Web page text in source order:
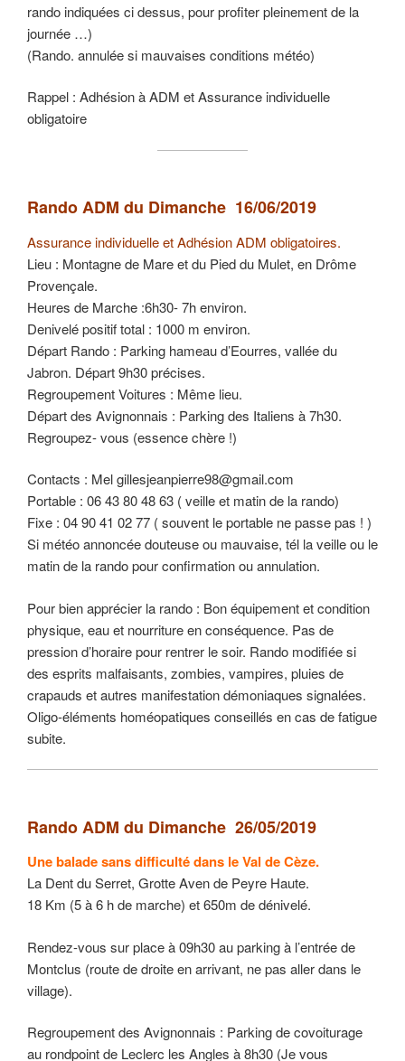
rando indiquées ci dessus, pour profiter pleinement de la
journée …)
(Rando. annulée si mauvaises conditions météo)
Rappel : Adhésion à ADM et Assurance individuelle
obligatoire
Rando ADM du Dimanche 16/06/2019
Assurance individuelle et Adhésion ADM obligatoires.
Lieu : Montagne de Mare et du Pied du Mulet, en Drôme
Provençale.
Heures de Marche :6h30- 7h environ.
Denivelé positif total : 1000 m environ.
Départ Rando : Parking hameau d’Eourres, vallée du
Jabron. Départ 9h30 précises.
Regroupement Voitures : Même lieu.
Départ des Avignonnais : Parking des Italiens à 7h30.
Regroupez- vous (essence chère !)
Contacts : Mel gillesjeanpierre98@gmail.com
Portable : 06 43 80 48 63 ( veille et matin de la rando)
Fixe : 04 90 41 02 77 ( souvent le portable ne passe pas ! )
Si météo annoncée douteuse ou mauvaise, tél la veille ou le
matin de la rando pour confirmation ou annulation.
Pour bien apprécier la rando : Bon équipement et condition
physique, eau et nourriture en conséquence. Pas de
pression d’horaire pour rentrer le soir. Rando modifiée si
des esprits malfaisants, zombies, vampires, pluies de
crapauds et autres manifestation démoniaques signalées.
Oligo-éléments homéopatiques conseillés en cas de fatigue
subite.
Rando ADM du Dimanche 26/05/2019
Une balade sans difficulté dans le Val de Cèze.
La Dent du Serret, Grotte Aven de Peyre Haute.
18 Km (5 à 6 h de marche) et 650m de dénivelé.
Rendez-vous sur place à 09h30 au parking à l’entrée de
Montclus (route de droite en arrivant, ne pas aller dans le
village).
Regroupement des Avignonnais : Parking de covoiturage
au rondpoint de Leclerc les Angles à 8h30 (Je vous